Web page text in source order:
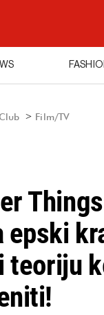
Film/TV
epski
teoriju